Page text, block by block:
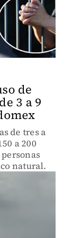
de
3 a 9
de tres a
a 200
natural.